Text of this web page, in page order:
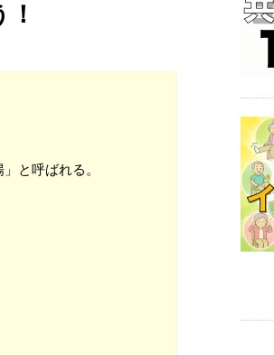
と呼ばれる。